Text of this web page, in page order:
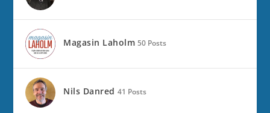
Magasin Laholm 50 Posts
Nils Danred 41 Posts